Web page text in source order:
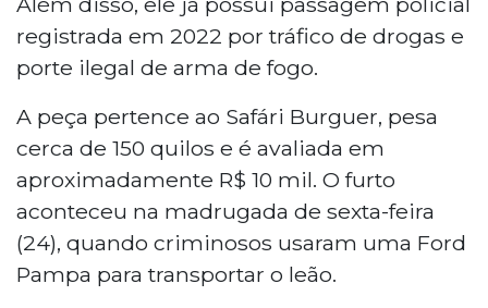
registrada em 2022 por tráfico de drogas e
porte ilegal de arma de fogo.
A peça pertence ao Safári Burguer, pesa
cerca de 150 quilos e é avaliada em
aproximadamente R$ 10 mil. O furto
aconteceu na madrugada de sexta-feira
(24), quando criminosos usaram uma Ford
Pampa para transportar o leão.